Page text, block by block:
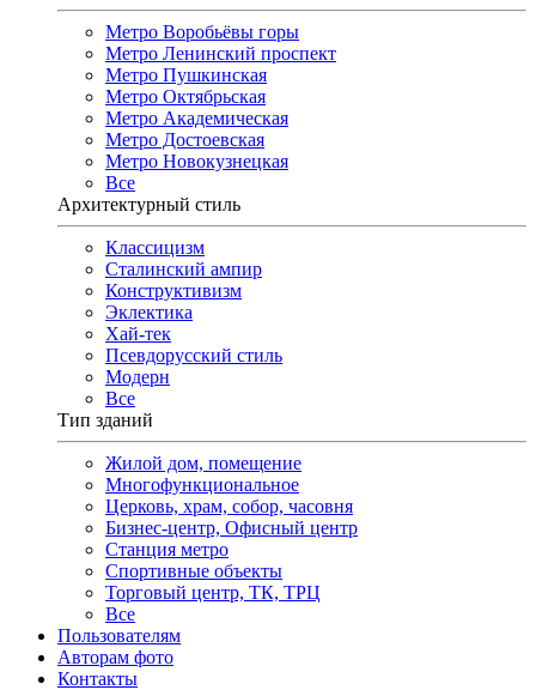
Метро Воробьёвы горы
Метро Ленинский проспект
Метро Пушкинская
Метро Октябрьская
Метро Академическая
Метро Достоевская
Метро Новокузнецкая
Все
Архитектурный стиль
Классицизм
Сталинский ампир
Конструктивизм
Эклектика
Хай-тек
Псевдорусский стиль
Модерн
Все
Тип зданий
Жилой дом, помещение
Многофункциональное
Церковь, храм, собор, часовня
Бизнес-центр, Офисный центр
Станция метро
Спортивные объекты
Торговый центр, ТК, ТРЦ
Все
Пользователям
Авторам фото
Контакты